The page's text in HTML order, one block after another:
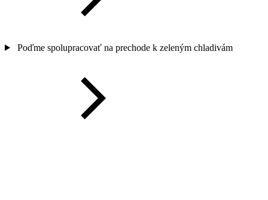
Poďme spolupracovať na prechode k zeleným chladivám